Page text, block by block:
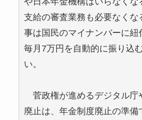
支給の審査業務も必要なくな
事は国民のマイナンバーに紐
毎月7万円を自動的に振り込
い。
菅政権が進めるデジタル庁
廃止は、年金制度廃止の準備